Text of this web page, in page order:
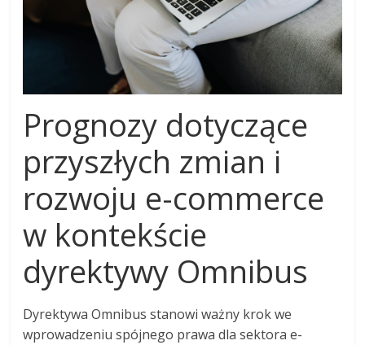
Prognozy dotyczące
przyszłych zmian i
rozwoju e-commerce
w kontekście
dyrektywy Omnibus
Dyrektywa Omnibus stanowi ważny krok we
wprowadzeniu spójnego prawa dla sektora e-